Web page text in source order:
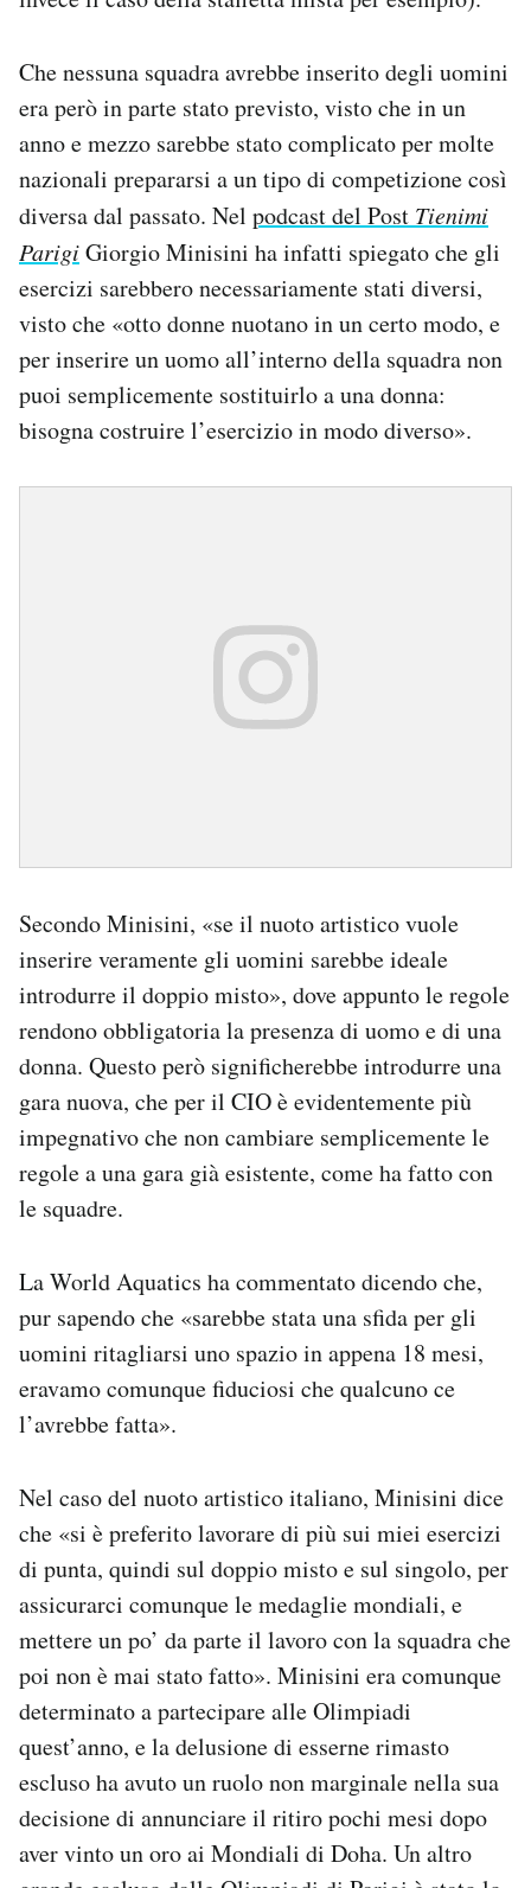
Che nessuna squadra avrebbe inserito degli uomini
era però in parte stato previsto, visto che in un
anno e mezzo sarebbe stato complicato per molte
nazionali prepararsi a un tipo di competizione così
diversa dal passato. Nel podcast del Post Tienimi
ParigiGiorgio Minisini ha infatti spiegato che gli
esercizi sarebbero necessariamente stati diversi,
visto che «otto donne nuotano in un certo modo, e
per inserire un uomo all’interno della squadra non
puoi semplicemente sostituirlo a una donna:
bisogna costruire l’esercizio in modo diverso».
Secondo Minisini, «se il nuoto artistico vuole
inserire veramente gli uomini sarebbe ideale
introdurre il doppio misto», dove appunto le regole
rendono obbligatoria la presenza di uomo e di una
donna. Questo però significherebbe introdurre una
gara nuova, che per il CIO è evidentemente più
impegnativo che non cambiare semplicemente le
regole a una gara già esistente, come ha fatto con
le squadre.
La World Aquatics ha commentato dicendo che,
pur sapendo che «sarebbe stata una sfida per gli
uomini ritagliarsi uno spazio in appena 18 mesi,
eravamo comunque fiduciosi che qualcuno ce
l’avrebbe fatta».
Nel caso del nuoto artistico italiano, Minisini dice
che «si è preferito lavorare di più sui miei esercizi
di punta, quindi sul doppio misto e sul singolo, per
assicurarci comunque le medaglie mondiali, e
mettere un po’ da parte il lavoro con la squadra che
poi non è mai stato fatto». Minisini era comunque
determinato a partecipare alle Olimpiadi
quest’anno, e la delusione di esserne rimasto
escluso ha avuto un ruolo non marginale nella sua
decisione di annunciare il ritiro pochi mesi dopo
aver vinto un oro ai Mondiali di Doha. Un altro